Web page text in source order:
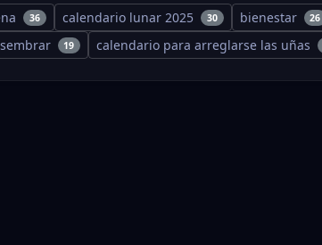
36 calendario lunar 2025 30 bienestar 26
19 calendario para arreglarse las uñas